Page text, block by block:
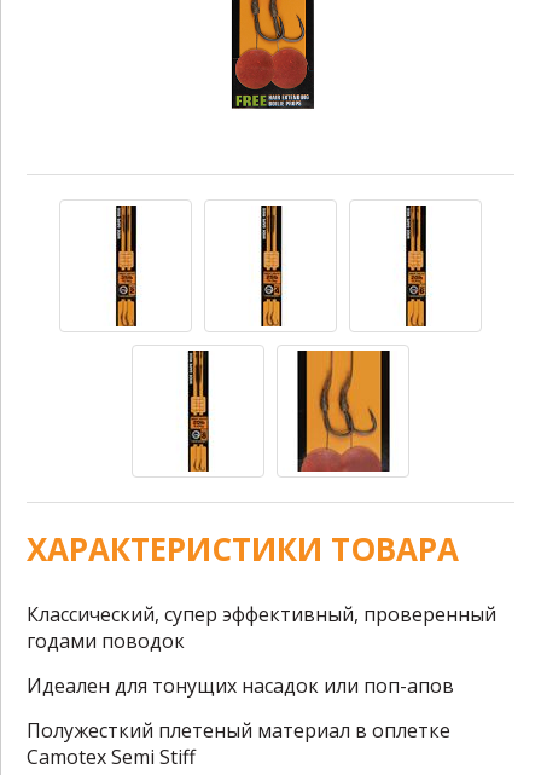
ХАРАКТЕРИСТИКИ ТОВАРА
Классический, супер эффективный, проверенный
годами поводок
Идеален для тонущих насадок или поп-апов
Полужесткий плетеный материал в оплетке
Camotex Semi Stiff